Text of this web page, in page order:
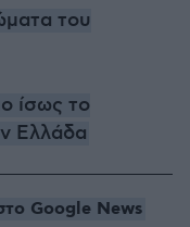
του
ίσως το
Ελλάδα
Google News